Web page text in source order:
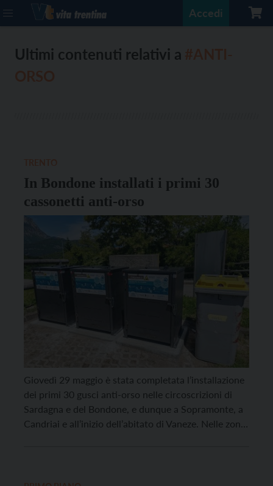
Accedi
Ultimi contenuti relativi a
In Bondone installati i primi 30
cassonetti anti-orso
Giovedì 29 maggio è stata completata l’installazione
dei primi 30 gusci anti-orso nelle circoscrizioni di
Sardagna e del Bondone, e dunque a Sopramonte, a
Candriai e all’inizio dell’abitato di Vaneze. Nelle zone